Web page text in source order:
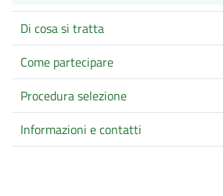
Di cosa si tratta
Come partecipare
Procedura selezione
Informazioni e contatti